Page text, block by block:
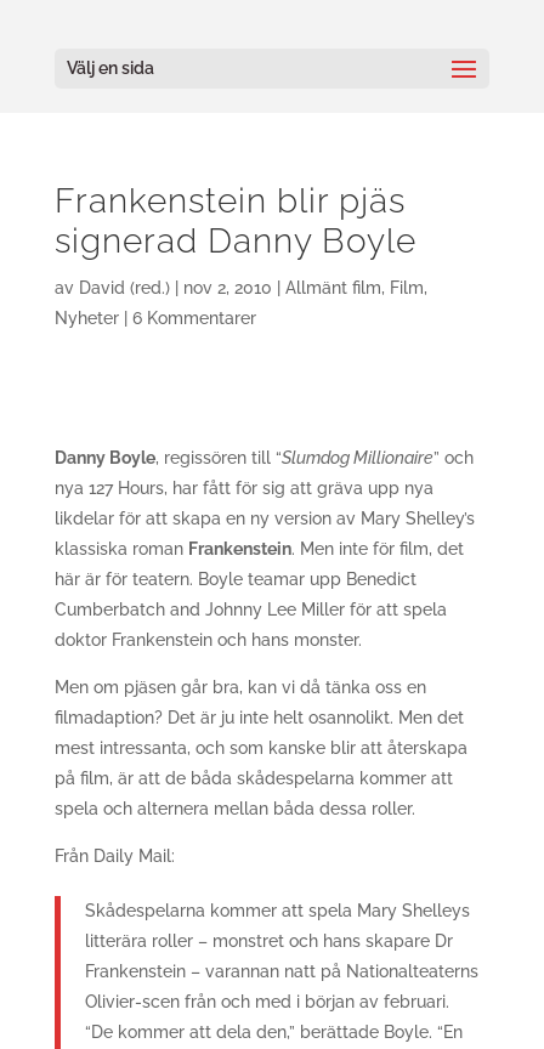
Välj en sida
Frankenstein blir pjäs
signerad Danny Boyle
av David (red.)| nov 2, 2010 Allmänt film, Film,
Nyheter| 6 Kommentarer
Danny Boyle, regissören till “Slumdog Millionaire” och
nya 127 Hours, har fått för sig att gräva upp nya
likdelar för att skapa en ny version av Mary Shelley’s
klassiska roman Frankenstein. Men inte för film, det
här är för teatern. Boyle teamar upp Benedict
Cumberbatch and Johnny Lee Miller för att spela
doktor Frankenstein och hans monster.
Men om pjäsen går bra, kan vi då tänka oss en
filmadaption? Det är ju inte helt osannolikt. Men det
mest intressanta, och som kanske blir att återskapa
på film, är att de båda skådespelarna kommer att
spela och alternera mellan båda dessa roller.
Från Daily Mail:
Skådespelarna kommer att spela Mary Shelleys
litterära roller – monstret och hans skapare Dr
Frankenstein – varannan natt på Nationalteaterns
Olivier-scen från och med i början av februari.
“De kommer att dela den,” berättade Boyle. “En